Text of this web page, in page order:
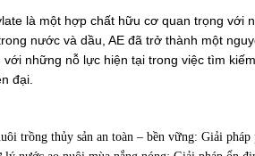
là một hợp chất hữu cơ quan trọng
nước và dầu, AE đã trở thành một
những nỗ lực hiện tại trong việc tìm
đại.
trồng thủy sản an toàn – bền vững: Giải pháp